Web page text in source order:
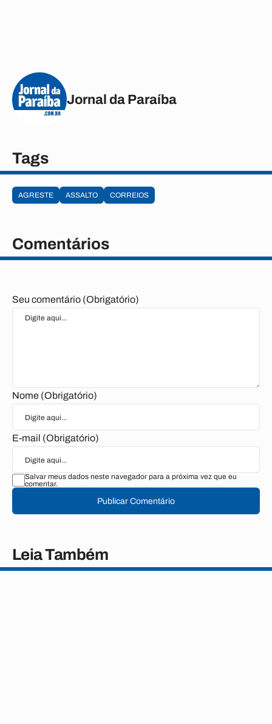
Jornal da Paraíba
Tags
AGRESTE ASSALTO CORREIOS
Comentários
Seu comentário (Obrigatório)
Nome (Obrigatório)
E-mail (Obrigatório)
Salvar meus dados neste navegador para a próxima vez que eu
comentar.
Publicar Comentário
Leia Também